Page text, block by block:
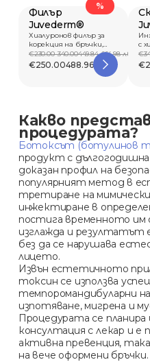
%
Филър
Juvederm®
Хиалуронов филър за
корекция на бръчки,
възстановяване...
€230.00-340.00449.84-664.98 лв.
€250.00488.96 лв.
с
за
Какво
процедурата?
Ботоксът (ботулинов
продукт с
доказан профил на
популярният метод в
третиране на
инжектиране в
постига временното им
изглажда и резултатът
без да се нарушава
лицето.
Извън естетичното
токсин се използва
темпоромандибуларни
изпотяване, мигрена и
Процедурата се планира
консултация с лекар и е
активна превенция,
на вече оформени бръчки.